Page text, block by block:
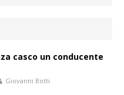
casco un conducente
Giovanni Botti